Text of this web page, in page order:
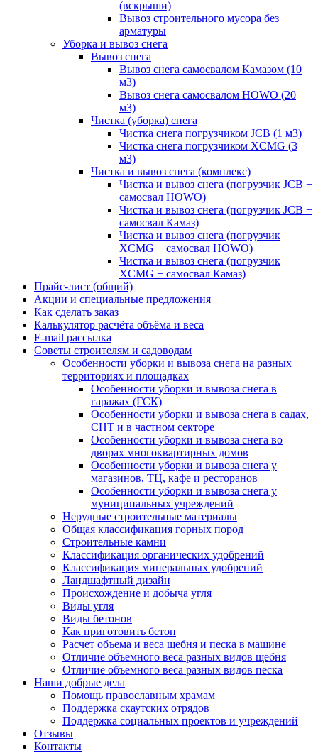
(вскрыши)
Вывоз строительного мусора без
арматуры
Уборка и вывоз снега
Вывоз снега
Вывоз снега самосвалом Камазом (10
м3)
Вывоз снега самосвалом HOWO (20
м3)
Чистка (уборка) снега
Чистка снега погрузчиком JCB (1 м3)
Чистка снега погрузчиком XCMG (3
м3)
Чистка и вывоз снега (комплекс)
Чистка и вывоз снега (погрузчик JCB +
самосвал HOWO)
Чистка и вывоз снега (погрузчик JCB +
самосвал Камаз)
Чистка и вывоз снега (погрузчик
XCMG + самосвал HOWO)
Чистка и вывоз снега (погрузчик
XCMG + самосвал Камаз)
Прайс-лист (общий)
Акции и специальные предложения
Как сделать заказ
Калькулятор расчёта объёма и веса
E-mail рассылка
Советы строителям и садоводам
Особенности уборки и вывоза снега на разных
территориях и площадках
Особенности уборки и вывоза снега в
гаражах (ГСК)
Особенности уборки и вывоза снега в садах,
СНТ и в частном секторе
Особенности уборки и вывоза снега во
дворах многоквартирных домов
Особенности уборки и вывоза снега у
магазинов, ТЦ, кафе и ресторанов
Особенности уборки и вывоза снега у
муниципальных учреждений
Нерудные строительные материалы
Общая классификация горных пород
Строительные камни
Классификация органических удобрений
Классификация минеральных удобрений
Ландшафтный дизайн
Происхождение и добыча угля
Виды угля
Виды бетонов
Как приготовить бетон
Расчет объема и веса щебня и песка в машине
Отличие объемного веса разных видов щебня
Отличие объемного веса разных видов песка
Наши добрые дела
Помощь православным храмам
Поддержка скаутских отрядов
Поддержка социальных проектов и учреждений
Отзывы
Контакты